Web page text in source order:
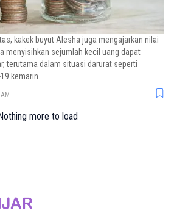
kakek buyut Alesha juga mengajarkan nilai
menyisihkan sejumlah kecil uang dapat
terutama dalam situasi darurat seperti
kemarin.
more to load